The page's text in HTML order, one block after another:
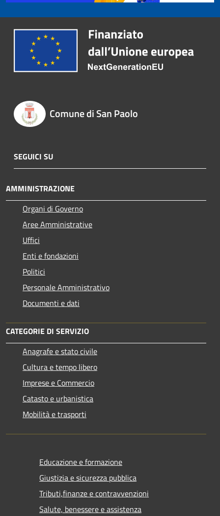
Comune di San Paolo
SEGUICI SU
AMMINISTRAZIONE
Organi di Governo
Aree Amministrative
Uffici
Enti e fondazioni
Politici
Personale Amministrativo
Documenti e dati
CATEGORIE DI SERVIZIO
Anagrafe e stato civile
Cultura e tempo libero
Imprese e Commercio
Catasto e urbanistica
Mobilità e trasporti
Educazione e formazione
Giustizia e sicurezza pubblica
Tributi,finanze e contravvenzioni
Salute, benessere e assistenza